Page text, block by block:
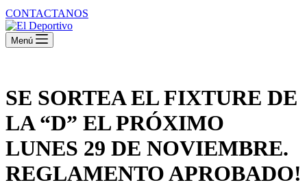
CONTACTANOS
Menú
SE SORTEA EL FIXTURE DE
LA “D” EL PRÓXIMO
LUNES 29 DE NOVIEMBRE.
REGLAMENTO APROBADO!